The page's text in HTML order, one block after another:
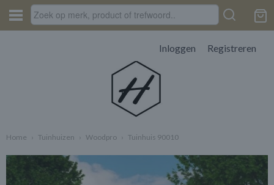
Inloggen Registreren
Home › Tuinhuizen › Woodpro › Tuinhuis 90010